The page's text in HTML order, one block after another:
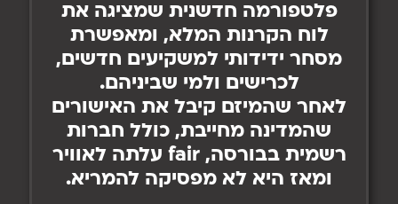
פלטפורמה חדשנית שמציגה את
לוח הקרנות המלא, ומאפשרת
מסחר ידידותי למשקיעים חדשים,
לכרישים ולמי שביניהם.
לאחר שהמיזם קיבל את האישורים
שהמדינה מחייבת, כולל חברות
רשמית בבורסה, fair עלתה לאוויר
ומאז היא לא מפסיקה להמריא.